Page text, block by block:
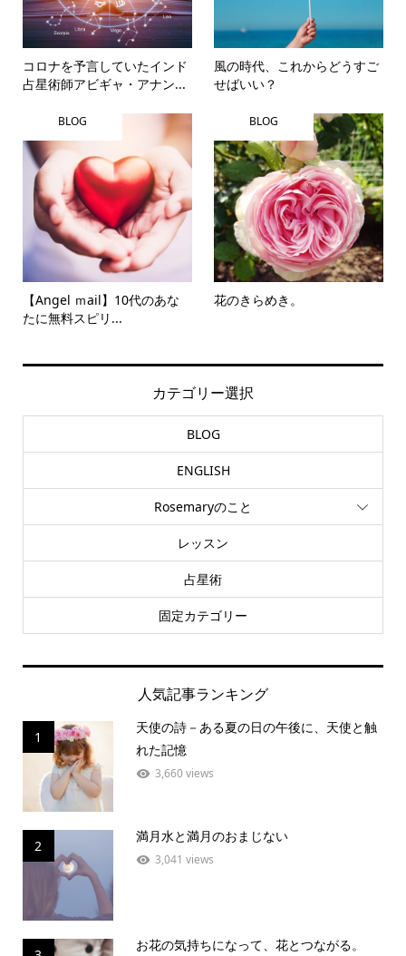
コロナを予言していたインド
占星術師アビギャ・アナン...
風の時代、これからどうすご
せばいい？
BLOG
【Angel ｍail】10代のあな
たに無料スピリ...
BLOG
花のきらめき。
カテゴリー選択
BLOG
ENGLISH
Rosemaryのこと
レッスン
占星術
固定カテゴリー
人気記事ランキング
1
天使の詩－ある夏の日の午後に、天使と触
れた記憶
3,660 views
2
満月水と満月のおまじない
3,041 views
お花の気持ちになって、花とつながる。